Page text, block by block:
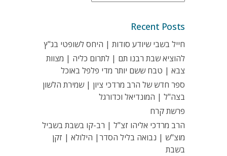
Recent Posts
חייל בשבי שיודע סודות | היחס לשופטי בג"ץ
להוציא שבת רבנו תם | לתרום כליה | מצוות
צבא | טבח ששם יותר מדי פלפל באוכל
ספר חדש של הרב מרדכי ציון | שמירת הלשון
בצה"ל | המונדיאל וכדורגל
פרשת קרח
הרב מרדכי אליהו זצ"ל | רב-קו בשבת בשביל
מוצ"ש | נבואה בליל הסדר| הילולא | זקן
בשבת